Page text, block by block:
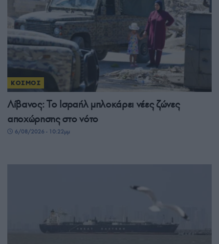
ΚΟΣΜΟΣ
Λίβανος: Το Ισραήλ μπλοκάρει νέες ζώνες
αποχώρησης στο νότο
6/08/2026 - 10:22μμ